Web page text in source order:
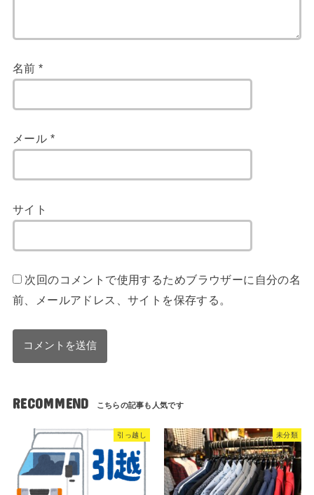
名前*
メール *
サイト
次回のコメントで使用するためブラウザーに自分の名
前、メールアドレス、サイトを保存する。
RECOMMEND
引っ越し 未分類